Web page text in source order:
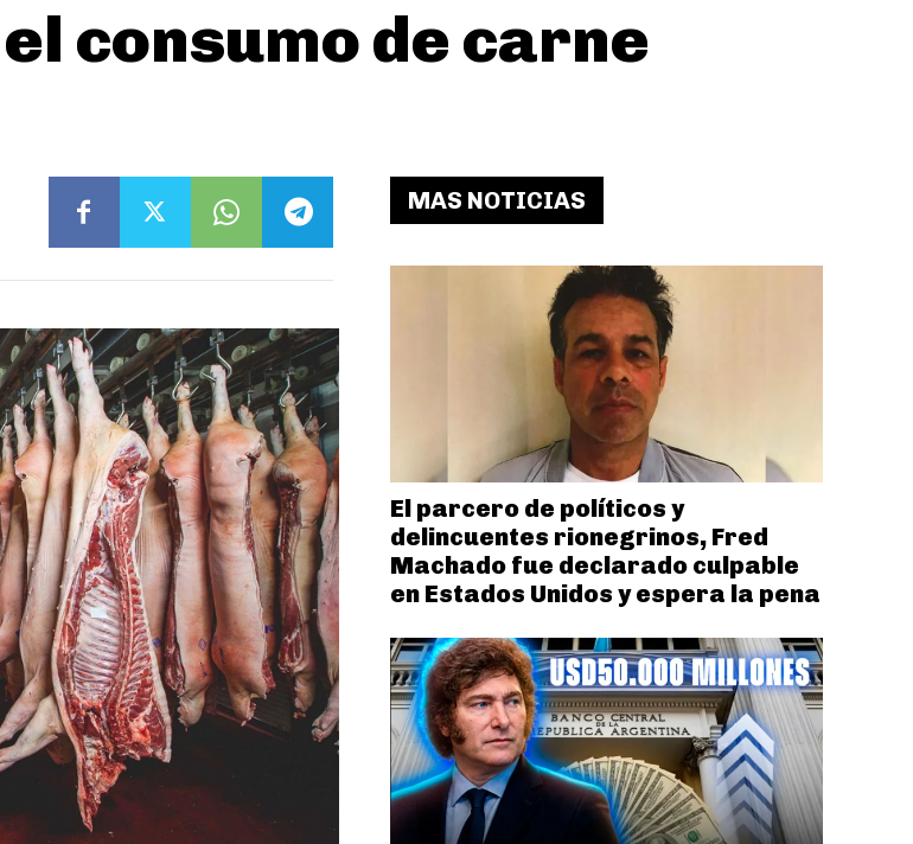
consumo de carne
MAS NOTICIAS
El parcero de políticos y
delincuentes rionegrinos, Fred
Machado fue declarado culpable
en Estados Unidos y espera la pena